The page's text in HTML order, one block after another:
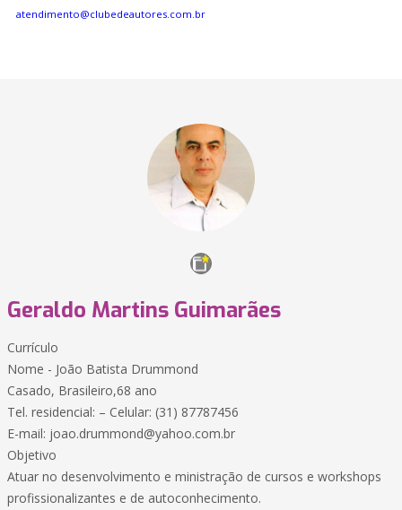
atendimento@clubedeautores.com.br
Geraldo Martins Guimarães
Currículo
Nome - João Batista Drummond
Casado, Brasileiro,68 ano
Tel. residencial: – Celular: (31) 87787456
E-mail: joao.drummond@yahoo.com.br
Objetivo
Atuar no desenvolvimento e ministração de cursos e workshops
profissionalizantes e de autoconhecimento.